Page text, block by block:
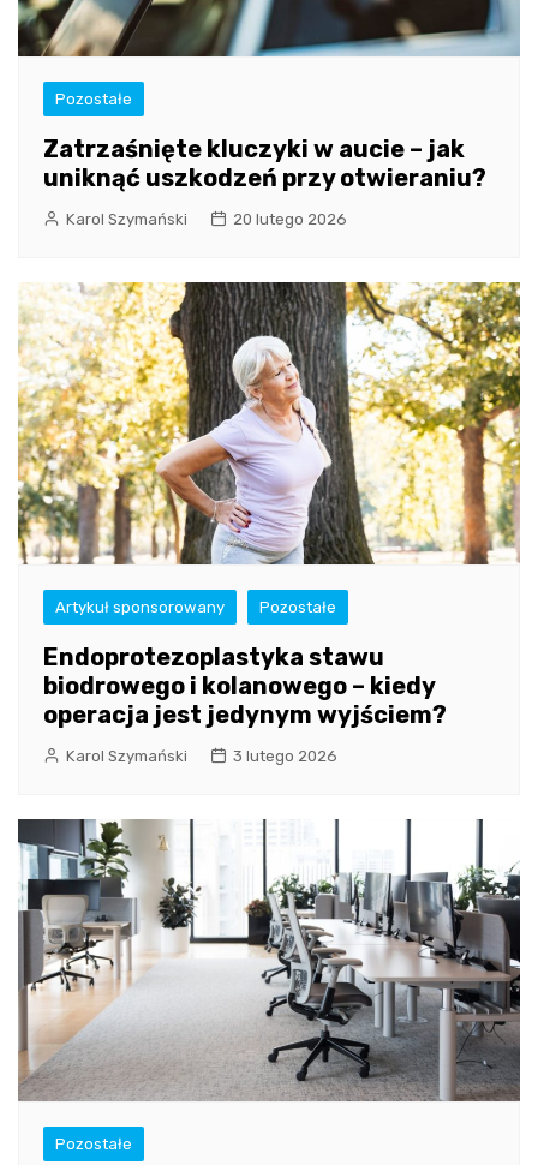
Pozostałe
Zatrzaśnięte kluczyki w aucie – jak
uniknąć uszkodzeń przy otwieraniu?
Karol Szymański 20 lutego 2026
Artykuł sponsorowany Pozostałe
Endoprotezoplastyka stawu
biodrowego i kolanowego – kiedy
operacja jest jedynym wyjściem?
Karol Szymański 3 lutego 2026
Pozostałe